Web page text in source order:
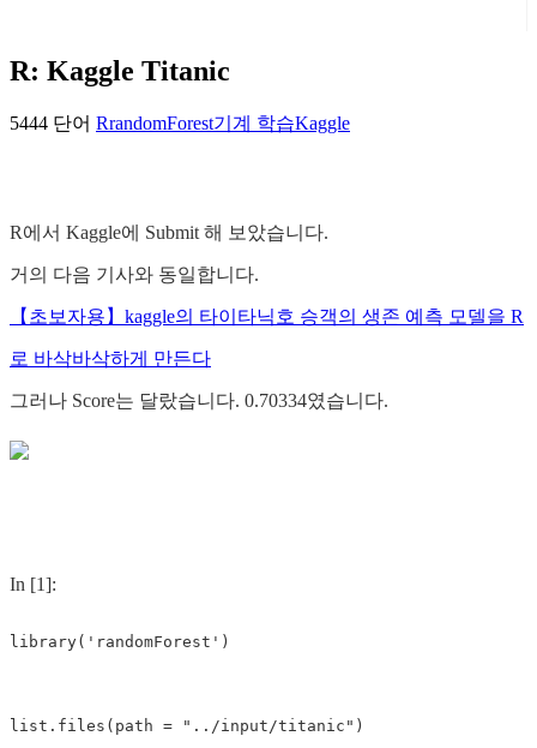
R: Kaggle Titanic
5444 단어 RrandomForest기계 학습Kaggle
R에서 Kaggle에 Submit 해 보았습니다.
거의 다음 기사와 동일합니다.
【초보자용】kaggle의 타이타닉호 승객의 생존 예측 모델을 R
로 바삭바삭하게 만든다
그러나 Score는 달랐습니다. 0.70334였습니다.
In [1]:
library( 'randomForest' )
list.files ( path = "../input/titanic" )